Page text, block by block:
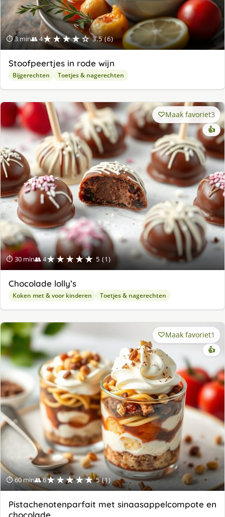
⏱ 3 min👥 4★★★★☆ 3.5 (6)
Stoofpeertjes in rode wijn
Bijgerechten Toetjes & nagerechten
⏱ 30 min👥 4★★★★★ 5 (1)
Maak favoriet3
👍
Chocolade lolly’s
Koken met & voor kinderen Toetjes & nagerechten
⏱ 60 min👥 6★★★★★ 5 (1)
Maak favoriet1
👍
Pistachenotenparfait met sinaasappelcompote en
chocolade